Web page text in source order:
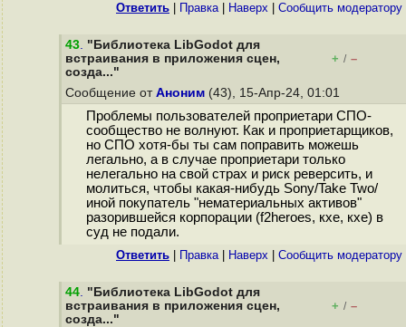
Ответить Правка| Наверх Cообщить модератору
43. "Библиотека LibGodot для
встраивания в приложения сцен,
созда..."
+ / –
Сообщение от Аноним (43), 15-Апр-24, 01:01
Проблемы пользователей проприетари СПО-
сообщество не волнуют. Как и проприетарщиков,
но СПО хотя-бы ты сам поправить можешь
легально, а в случае проприетари только
нелегально на свой страх и риск реверсить, и
молиться, чтобы какая-нибудь Sony/Take Two/
иной покупатель "нематериальных активов"
разорившейся корпорации (f2heroes, кхе, кхе) в
суд не подали.
Ответить Правка| Наверх Cообщить модератору
44. "Библиотека LibGodot для
встраивания в приложения сцен,
созда..."
+ / –